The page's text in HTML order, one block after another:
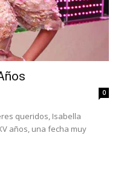
0
queridos, Isabella
años, una fecha muy